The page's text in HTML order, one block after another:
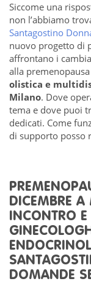
Siccome una
non l’abbiamo
Santagostino
nuovo progetto di
affrontano i
alla
olistica e
Milano. Dove
tema e dove puoi
dedicati. Come
di supporto posso
DICEMBRE
INCONTRO
DOMANDE